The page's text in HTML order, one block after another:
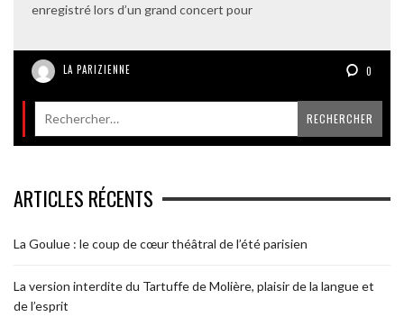
enregistré lors d’un grand concert pour
LA PARIZIENNE 0
ARTICLES RÉCENTS
La Goulue : le coup de cœur théâtral de l’été parisien
La version interdite du Tartuffe de Molière, plaisir de la langue et
de l’esprit